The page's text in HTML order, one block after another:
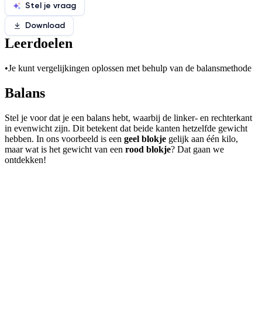
Stel je vraag
Download
Leerdoelen
•Je kunt vergelijkingen oplossen met behulp van de balansmethode
Balans
Stel je voor dat je een balans hebt, waarbij de linker- en rechterkant
in evenwicht zijn. Dit betekent dat beide kanten hetzelfde gewicht
hebben. In ons voorbeeld is een geel blokje gelijk aan één kilo,
maar wat is het gewicht van een rood blokje? Dat gaan we
ontdekken!